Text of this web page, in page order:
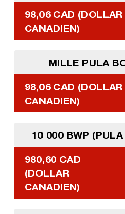
98,06 CAD (DOLLAR
CANADIEN)
MILLE PULA
98,06 CAD (DOLLAR
CANADIEN)
10 000 BWP
980,60 CAD
(DOLLAR
CANADIEN)